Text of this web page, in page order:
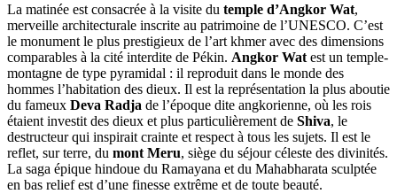
La matinée est consacrée à la visite du temple d’Angkor Wat,
merveille architecturale inscrite au patrimoine de l’UNESCO. C’est
le monument le plus prestigieux de l’art khmer avec des dimensions
comparables à la cité interdite de Pékin. Angkor Wat est un temple-
montagne de type pyramidal : il reproduit dans le monde des
hommes l’habitation des dieux. Il est la représentation la plus aboutie
du fameux Deva Radja de l’époque dite angkorienne, où les rois
étaient investit des dieux et plus particulièrement de Shiva, le
destructeur qui inspirait crainte et respect à tous les sujets. Il est le
reflet, sur terre, du mont Meru, siège du séjour céleste des divinités.
La saga épique hindoue du Ramayana et du Mahabharata sculptée
en bas relief est d’une finesse extrême et de toute beauté.